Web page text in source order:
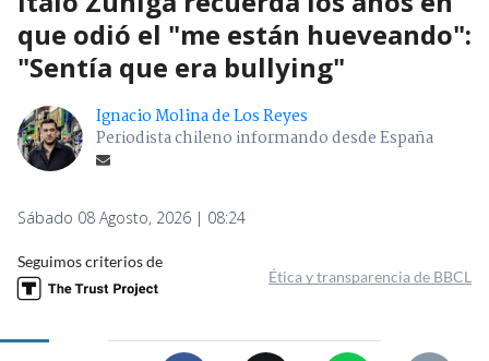
que odió el "me están hueveando":
"Sentía que era bullying"
Ignacio Molina de Los Reyes
Periodista chileno informando desde España
Sábado 08 Agosto, 2026 | 08:24
Seguimos criterios de
Ética y transparencia de BBCL